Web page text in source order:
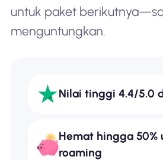
untuk paket
menguntungkan.
Nilai tinggi 4.4/5.0
Hemat hingga 50%
roaming